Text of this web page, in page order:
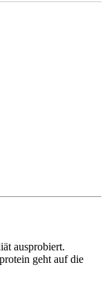
ausprobiert.
geht auf die